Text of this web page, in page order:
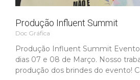
Produção Influent Summit
Doc Gráfica
Produção Influent Summit
dias 07 e 08 de Março. Nosso
produção dos brindes do evento!